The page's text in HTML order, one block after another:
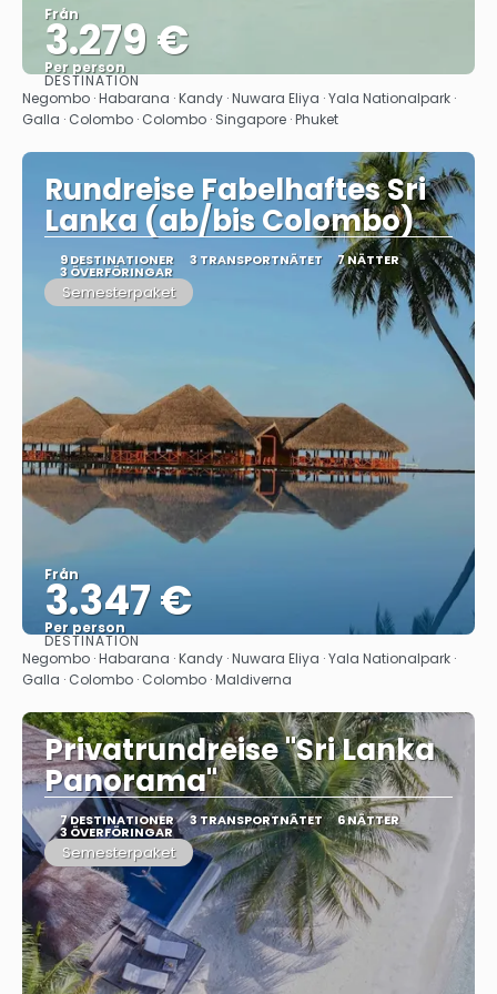
Från
3.279 €
Per person
Se
DESTINATION
Negombo · Habarana · Kandy · Nuwara Eliya · Yala Nationalpark ·
Galla · Colombo · Colombo · Singapore · Phuket
Rundreise Fabelhaftes Sri
Lanka (ab/bis Colombo)
9 DESTINATIONER 3 TRANSPORTNÄTET 7 NÄTTER
3 ÖVERFÖRINGAR
Semesterpaket
Från
3.347 €
Per person
Se
DESTINATION
Negombo · Habarana · Kandy · Nuwara Eliya · Yala Nationalpark ·
Galla · Colombo · Colombo · Maldiverna
Privatrundreise "Sri Lanka
Panorama"
7 DESTINATIONER 3 TRANSPORTNÄTET 6 NÄTTER
3 ÖVERFÖRINGAR
Semesterpaket